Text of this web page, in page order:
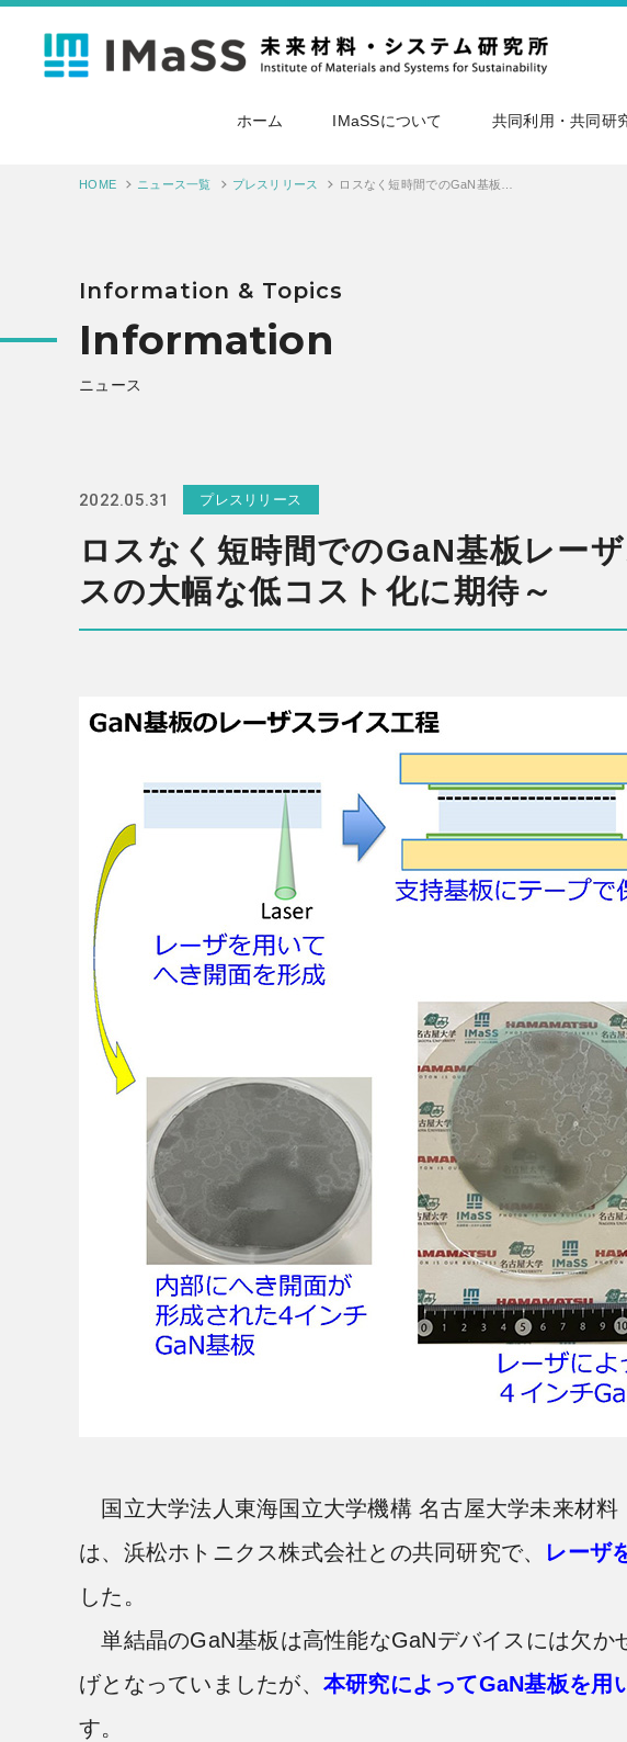
ホーム IMaSSについて 共同利用・共同研
HOME ニュース一覧 プレスリリース
Information & Topics
Information
ニュース
2022.05.31 プレスリリース
ロスなく短時間でのGaN基板レー
スの大幅な低コスト化に期待～
国立大学法人東海国立大学機構 名古屋大学未来材
は、浜松ホトニクス株式会社との共同研究で、
レーザ
した。
単結晶のGaN基板は高性能なGaNデバイスには欠か
げとなっていましたが、 本研究によってGaN基板を用
す。